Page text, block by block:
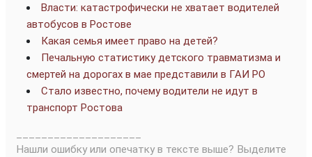
Власти: катастрофически не хватает водителей
автобусов в Ростове
Какая семья имеет право на детей?
Печальную статистику детского травматизма и
смертей на дорогах в мае представили в ГАИ РО
Стало известно, почему водители не идут в
транспорт Ростова
Нашли ошибку или опечатку в тексте выше? Выделите